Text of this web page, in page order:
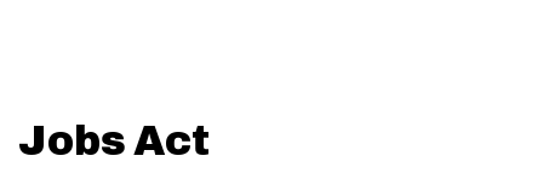
Jobs Act